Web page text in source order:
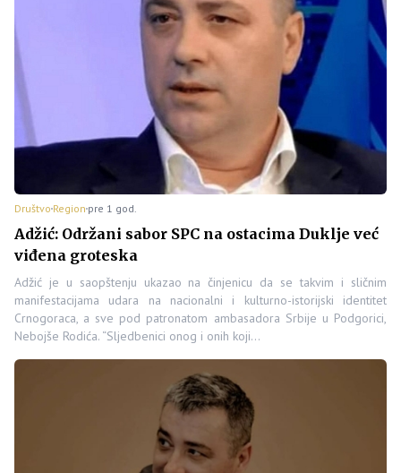
Društvo Region pre 1 god.
Adžić: Održani sabor SPC na ostacima Duklje već
viđena groteska
Adžić je u saopštenju ukazao na činjenicu da se takvim i sličnim
manifestacijama udara na nacionalni i kulturno-istorijski identitet
Crnogoraca, a sve pod patronatom ambasadora Srbije u Podgorici,
Nebojše Rodića. “Sljedbenici onog i onih koji…